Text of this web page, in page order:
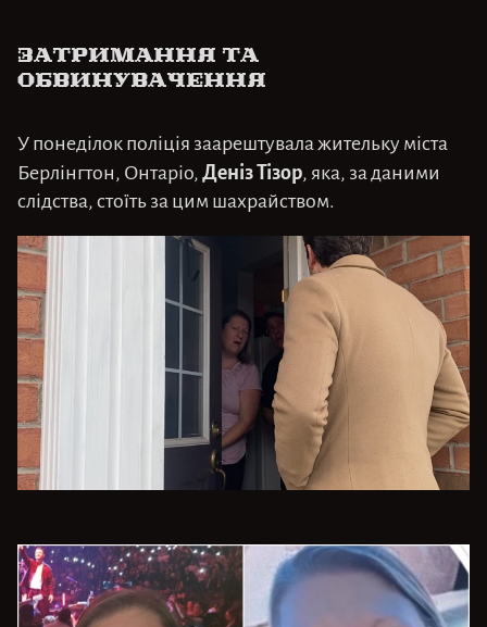
Затримання та
обвинувачення
У понеділок поліція заарештувала жительку міста
Берлінгтон, Онтаріо, Деніз Тізор, яка, за даними
слідства, стоїть за цим шахрайством.